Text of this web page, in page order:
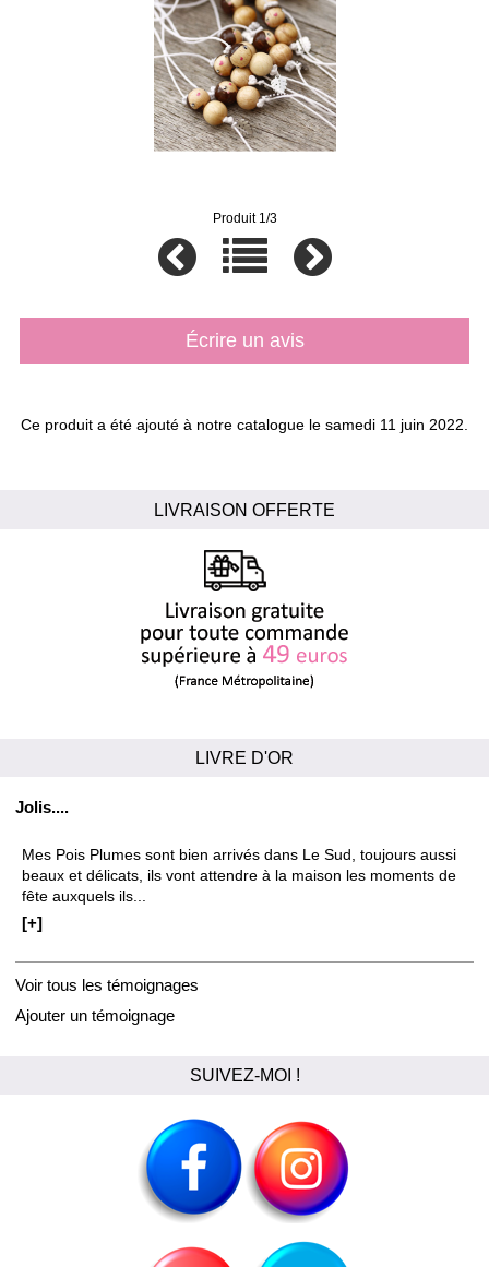
Produit 1/3
Écrire un avis
Ce produit a été ajouté à notre catalogue le samedi 11 juin 2022.
LIVRAISON OFFERTE
LIVRE D'OR
Jolis....
Mes Pois Plumes sont bien arrivés dans Le Sud, toujours aussi
beaux et délicats, ils vont attendre à la maison les moments de
fête auxquels ils...
[+]
Voir tous les témoignages
Ajouter un témoignage
SUIVEZ-MOI !